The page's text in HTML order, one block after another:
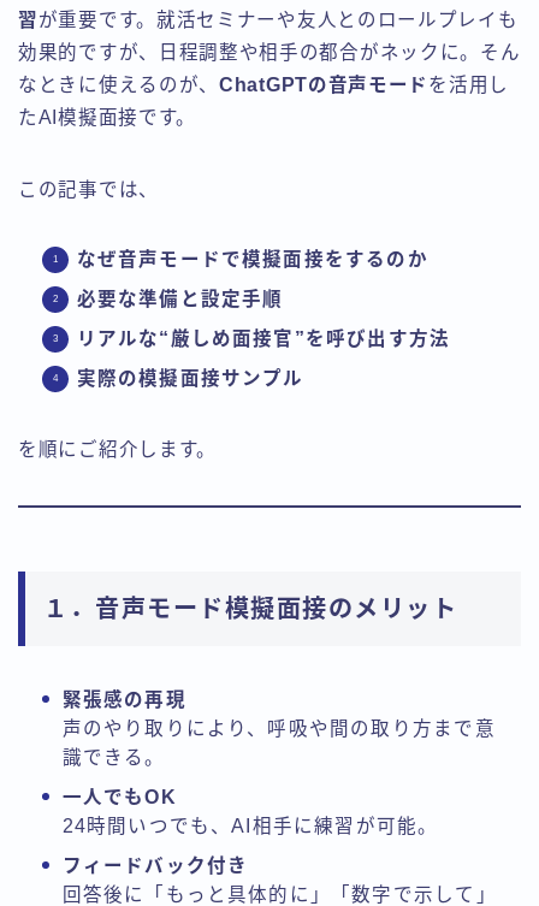
習が重要です。就活セミナーや友人とのロールプレイも
効果的ですが、日程調整や相手の都合がネックに。そん
なときに使えるのが、 ChatGPTの音声モード を活用し
たAI模擬面接です。
この記事では、
なぜ音声モードで模擬面接をするのか
必要な準備と設定手順
リアルな“厳しめ面接官”を呼び出す方法
実際の模擬面接サンプル
を順にご紹介します。
１．音声モード模擬面接のメリット
緊張感の再現
声のやり取りにより、呼吸や間の取り方まで意
識できる。
一人でもOK
24時間いつでも、AI相手に練習が可能。
フィードバック付き
回答後に「もっと具体的に」「数字で示して」